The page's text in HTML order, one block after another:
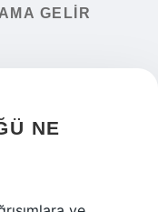
GELIR
NE